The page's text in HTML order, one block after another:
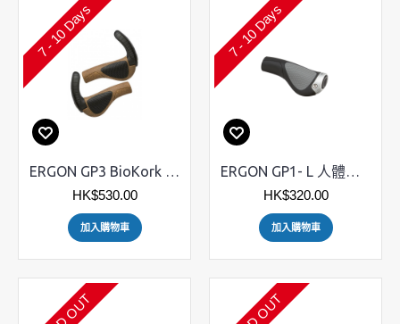
7 - 10 Days
ERGON GP3 BioKork 環保纖維淨手筒
HK$530.00
加入購物車
7 - 10 Days
ERGON GP1- L 人體工學單車手筒
HK$320.00
加入購物車